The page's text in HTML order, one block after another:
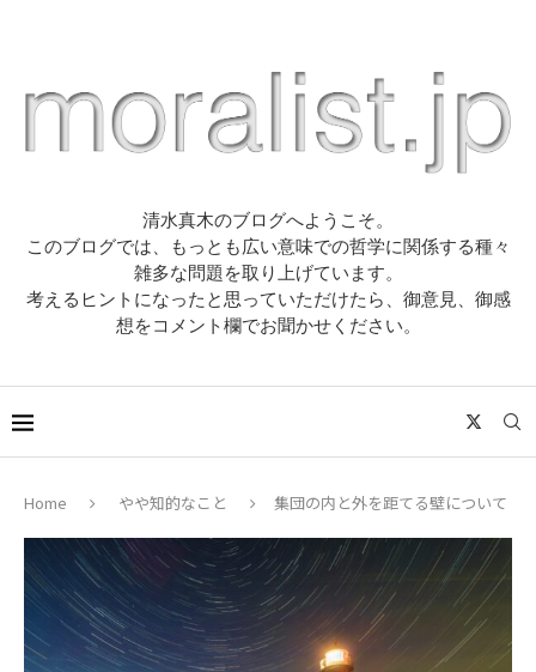
清水真木のブログへようこそ。
このブログでは、もっとも広い意味での哲学に関係する種々
雑多な問題を取り上げています。
考えるヒントになったと思っていただけたら、御意見、御感
想をコメント欄でお聞かせください。
Home やや知的なこと 集団の内と外を距てる壁について